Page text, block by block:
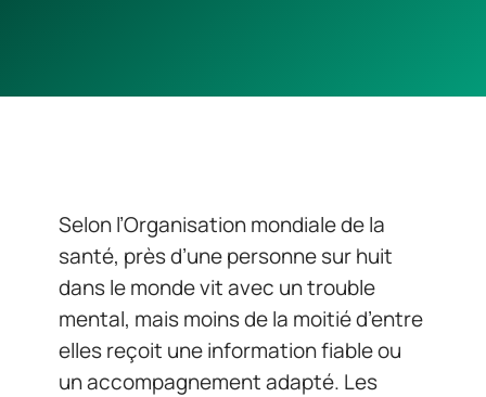
Selon l’Organisation mondiale de la
santé, près d’une personne sur huit
dans le monde vit avec un trouble
mental, mais moins de la moitié d’entre
elles reçoit une information fiable ou
un accompagnement adapté. Les